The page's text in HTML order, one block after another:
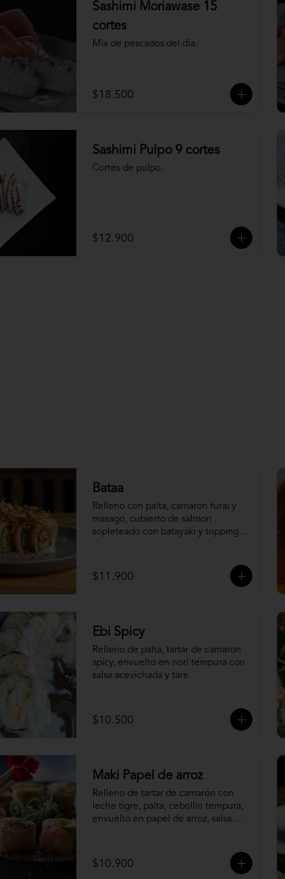
Sashimi Moriawase 15
cortes
Mix de pescados del día.
$18.500
Sashimi Pulpo 9 cortes
Cortes de pulpo.
$12.900
Bataa
Relleno con palta, camaron furai y
masago, cubierto de salmon
sopleteado con batayaki y topping
$11.900
Ebi Spicy
Relleno de palta, tartar de camaron
spicy, envuelto en nori tempura con
salsa acevichada y tare.
$10.500
Maki Papel de arroz
Relleno de tartar de camarón con
leche tigre, palta, cebollín tempura,
envuelto en papel de arroz, salsa
$10.900